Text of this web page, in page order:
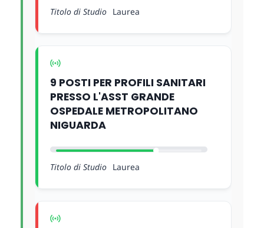
Titolo di Studio Laurea
9 POSTI PER PROFILI SANITARI
PRESSO L'ASST GRANDE
OSPEDALE METROPOLITANO
NIGUARDA
Titolo di Studio Laurea